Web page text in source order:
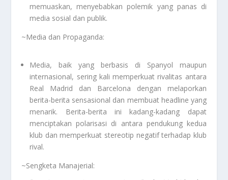
memuaskan, menyebabkan polemik yang panas di
media sosial dan publik.
~Media dan Propaganda:
Media, baik yang berbasis di Spanyol maupun
internasional, sering kali memperkuat rivalitas antara
Real Madrid dan Barcelona dengan melaporkan
berita-berita sensasional dan membuat headline yang
menarik. Berita-berita ini kadang-kadang dapat
menciptakan polarisasi di antara pendukung kedua
klub dan memperkuat stereotip negatif terhadap klub
rival.
~Sengketa Manajerial: